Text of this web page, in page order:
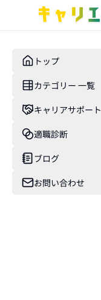
トップ
カテゴリー 一覧
キャリアサポート
適職診断
ブログ
お問い合わせ